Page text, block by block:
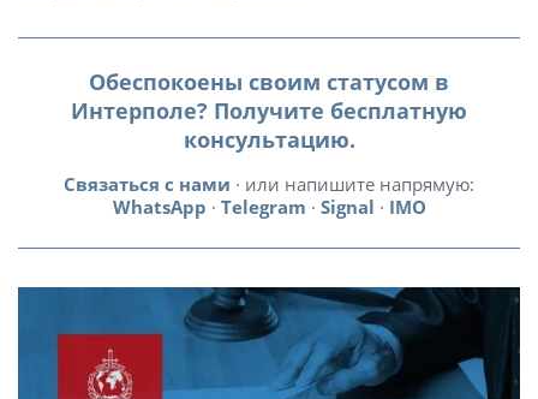
Обеспокоены своим статусом в
Интерполе? Получите бесплатную
консультацию.
Связаться с нами · или напишите напрямую:
WhatsApp · Telegram · Signal · IMO